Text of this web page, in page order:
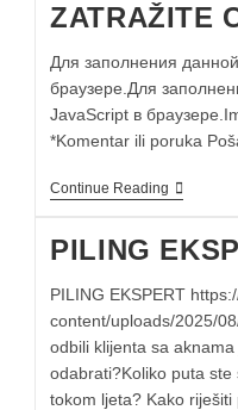
ZATRAŽITE
Для заполнения
браузере.Для
JavaScript в
*Komentar ili poruka
Continue Reading
PILING
PILING EKSPERT
content/uploads/2025/
odbili klijenta sa
odabrati?Koliko puta
tokom ljeta? Kako riješiti